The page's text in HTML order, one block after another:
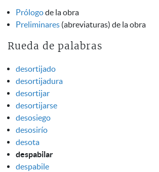
Prólogode la obra
Preliminares (abreviaturas) de la obra
Rueda de palabras
desortijado
desortijadura
desortijar
desortijarse
desosiego
desosirío
desota
despabilar
despabile